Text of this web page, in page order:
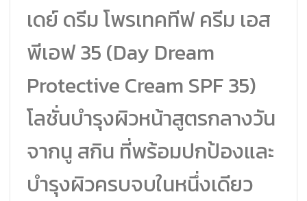
เดย์ ดรีม โพรเทคทีฟ ครีม เอส
พีเอฟ 35 (Day Dream
Protective Cream SPF 35)
โลชั่นบำรุงผิวหน้าสูตรกลางวัน
จากนู สกิน ที่พร้อมปกป้องและ
บำรุงผิวครบจบในหนึ่งเดียว